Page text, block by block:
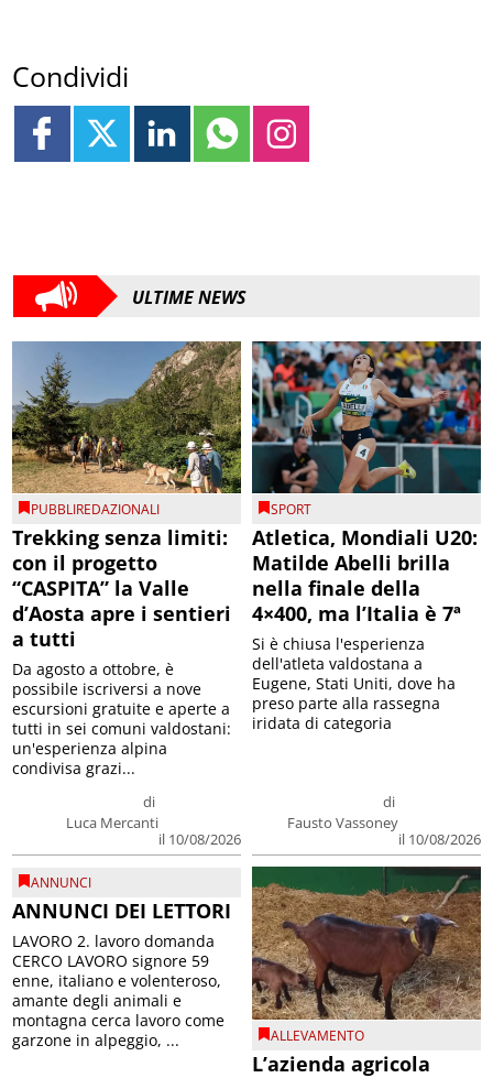
Condividi
ULTIME NEWS
PUBBLIREDAZIONALI
Trekking senza limiti:
con il progetto
“CASPITA” la Valle
d’Aosta apre i sentieri
a tutti
di
Luca Mercanti
il 10/08/2026
Da agosto a ottobre, è
possibile iscriversi a nove
escursioni gratuite e aperte a
tutti in sei comuni valdostani:
un'esperienza alpina
condivisa grazi...
SPORT
Atletica, Mondiali U20:
Matilde Abelli brilla
nella finale della
4×400, ma l’Italia è 7ª
di
Fausto Vassoney
il 10/08/2026
Si è chiusa l'esperienza
dell'atleta valdostana a
Eugene, Stati Uniti, dove ha
preso parte alla rassegna
iridata di categoria
ANNUNCI
ANNUNCI DEI LETTORI
LAVORO 2. lavoro domanda
CERCO LAVORO signore 59
enne, italiano e volenteroso,
amante degli animali e
montagna cerca lavoro come
garzone in alpeggio, ...
ALLEVAMENTO
L’azienda agricola